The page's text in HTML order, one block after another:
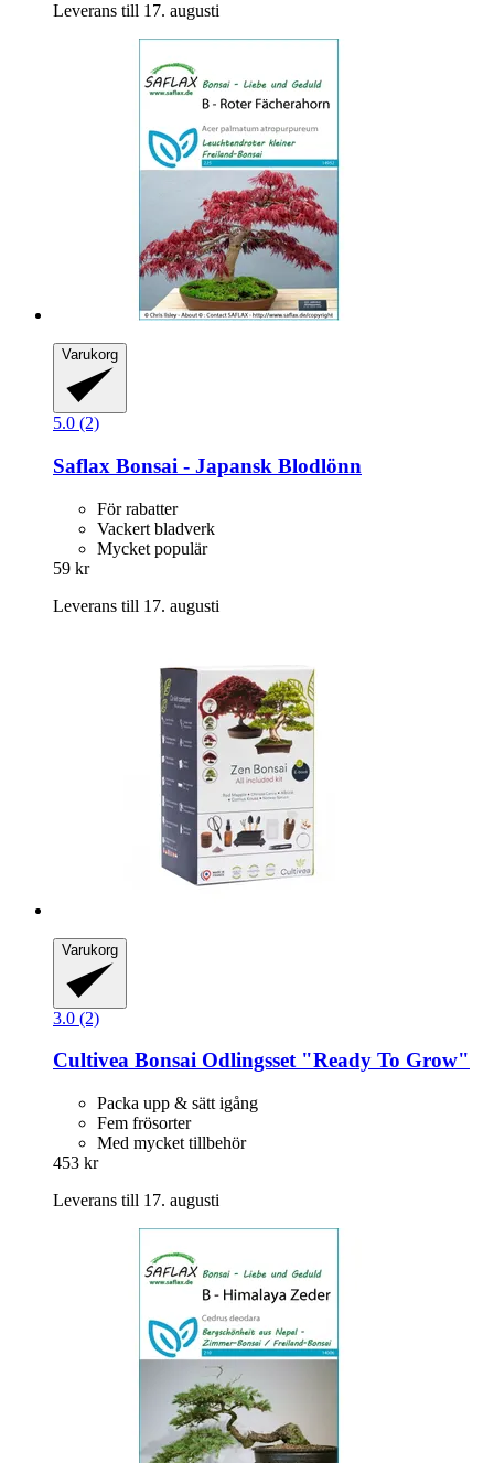
Leverans till 17. augusti
Varukorg
5.0 (2)
Saflax Bonsai -​ Japansk Blodlönn
För rabatter
Vackert bladverk
Mycket populär
59 kr
Leverans till 17. augusti
Varukorg
3.0 (2)
Cultivea Bonsai Odlingsset "Ready To Grow"
Packa upp & sätt igång
Fem frösorter
Med mycket tillbehör
453 kr
Leverans till 17. augusti